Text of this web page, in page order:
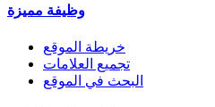
وظيفة مميزة
خريطة الموقع
تجميع العلامات
البحث في الموقع